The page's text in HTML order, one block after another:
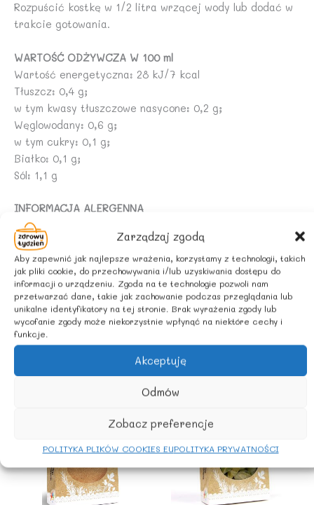
Zarządzaj zgodą
Aby zapewnić jak najlepsze wrażenia, korzystamy z technologii, takich
jak pliki cookie, do przechowywania i/lub uzyskiwania dostępu do
informacji o urządzeniu. Zgoda na te technologie pozwoli nam
przetwarzać dane, takie jak zachowanie podczas przeglądania lub
unikalne identyfikatory na tej stronie. Brak wyrażenia zgody lub
wycofanie zgody może niekorzystnie wpłynąć na niektóre cechy i
funkcje.
Akceptuję
Odmów
Zobacz preferencje
POLITYKA PLIKÓW COOKIES EUPOLITYKA PRYWATNOŚCI
Rozpuścić kostkę w 1/2 litra wrzącej wody lub dodać w
trakcie gotowania.
WARTOŚĆ ODŻYWCZA W 100 ml
Wartość energetyczna: 28 kJ/7 kcal
Tłuszcz: 0,4 g;
w tym kwasy tłuszczowe nasycone: 0,2 g;
Węglowodany: 0,6 g;
w tym cukry: 0,1 g;
Białko: 0,1 g;
Sól: 1,1 g
INFORMACJA ALERGENNA
Może zawierać mleko (łącznie z laktozą), zboża
zawierające gluten, soję, gorczycę, seler, jaja
ZALECANE WARUNKI PRZECHOWYWANIA
Przechowywać w suchym miejscu.
Podobne produkty